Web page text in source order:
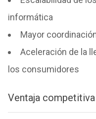
informática
Mayor
Aceleración de la
los consumidores
Ventaja competitiva